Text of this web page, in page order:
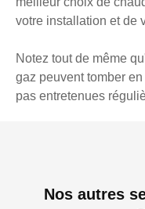
votre installation et de
Notez tout de même
gaz peuvent tomber
pas entretenues
Nos autres